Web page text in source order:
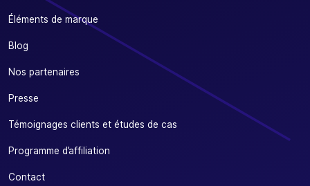
Éléments de marque
Blog
Nos partenaires
Presse
Témoignages clients et études de cas
Programme d’affiliation
Contact